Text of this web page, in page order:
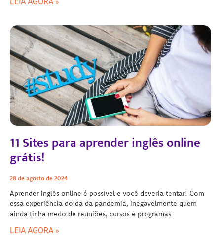
11 Sites para aprender inglês online
grátis!
28 de agosto de 2024
Aprender inglês online é possível e você deveria tentar! Com
essa experiência doida da pandemia, inegavelmente quem
ainda tinha medo de reuniões, cursos e programas
LEIA AGORA »